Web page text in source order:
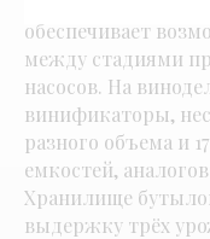
обеспечивает
между стадиями
насосов. На
винификаторы,
разного объема и
емкостей,
Хранилище
выдержку трёх